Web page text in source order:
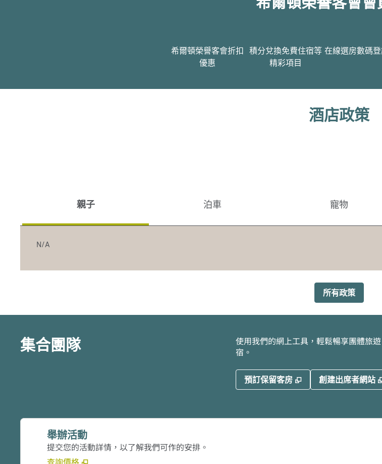
希爾頓榮譽客會折扣
優惠
積分兌換免費住宿等
精彩項目
在線選房數碼
酒店政策
親子 泊車 寵物
N/A
所有政策
集合團隊
使用我們的網上工具，輕鬆暢享團體旅
宿。
預訂保留客房 , 打開新分頁
創建出席者網站
舉辦活動
提交您的活動詳情，以了解我們可作的安排。
查詢價格